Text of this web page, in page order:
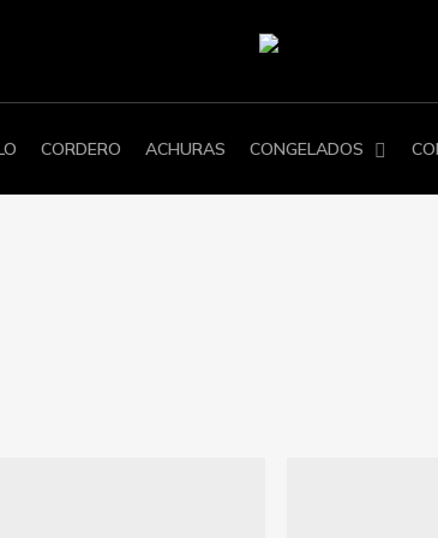
CORDERO ACHURAS CONGELADOS